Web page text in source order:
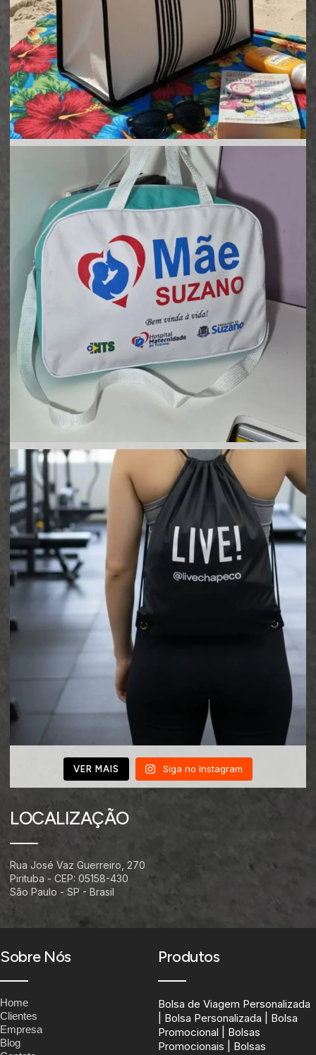
VER MAIS Siga no Instagram
LOCALIZAÇÃO
Rua José Vaz Guerreiro, 270
Pirituba - CEP: 05158-430
São Paulo - SP - Brasil
Sobre Nós
Home
Clientes
Empresa
Blog
Produtos
Bolsa de Viagem Personalizada
| Bolsa Personalizada | Bolsa
Promocional | Bolsas
Promocionais | Bolsas